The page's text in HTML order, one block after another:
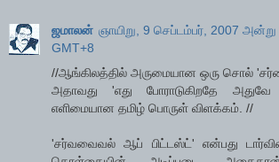
ஜமாலன் ஞாயிறு, 9 செப்டம்பர், 2007 அன்று
GMT+8
//ஆங்கிலத்தில் அருமையான ஒரு சொல்
அதாவது 'எது போராடுகிறதே அதுவே
எளிமையான தமிழ் பொருள் விளக்கம். //
'சர்வவைவல் ஆப் பிட்டஸ்ட்' என்பது